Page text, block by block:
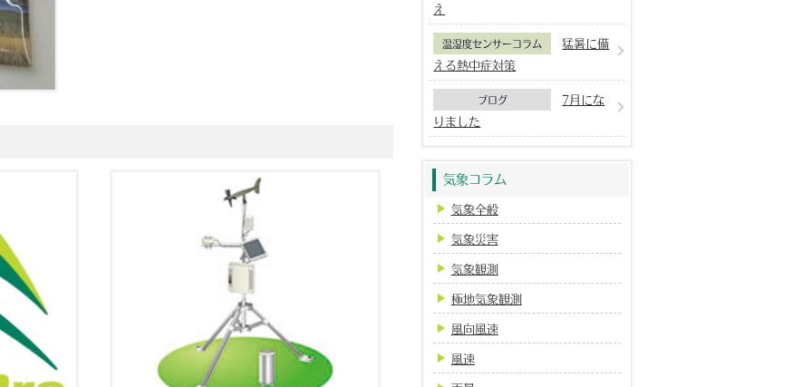
え
温湿度センサーコラム
猛暑に備
える熱中症対策
ブログ
7月にな
りました
気象コラム
気象全般
気象災害
気象観測
極地気象観測
風向風速
風速